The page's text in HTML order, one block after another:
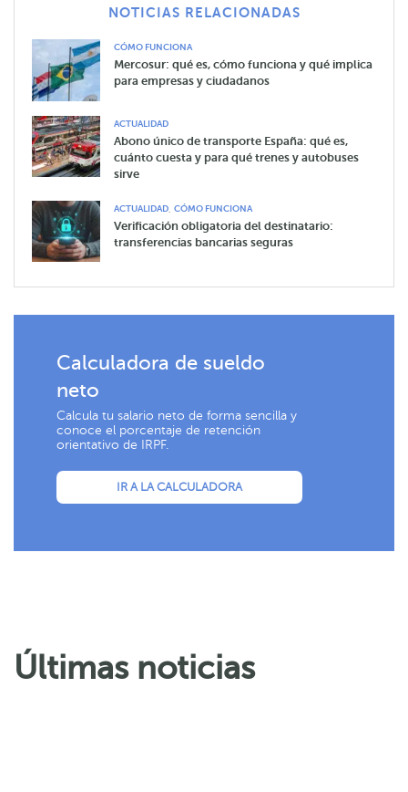
NOTICIAS RELACIONADAS
CÓMO FUNCIONA
Mercosur: qué es, cómo funciona y qué implica
para empresas y ciudadanos
ACTUALIDAD
Abono único de transporte España: qué es,
cuánto cuesta y para qué trenes y autobuses
sirve
ACTUALIDAD CÓMO FUNCIONA
Verificación obligatoria del destinatario:
transferencias bancarias seguras
Calculadora de sueldo
neto
Calcula tu salario neto de forma sencilla y
conoce el porcentaje de retención
orientativo de IRPF.
IR A LA CALCULADORA
Últimas noticias